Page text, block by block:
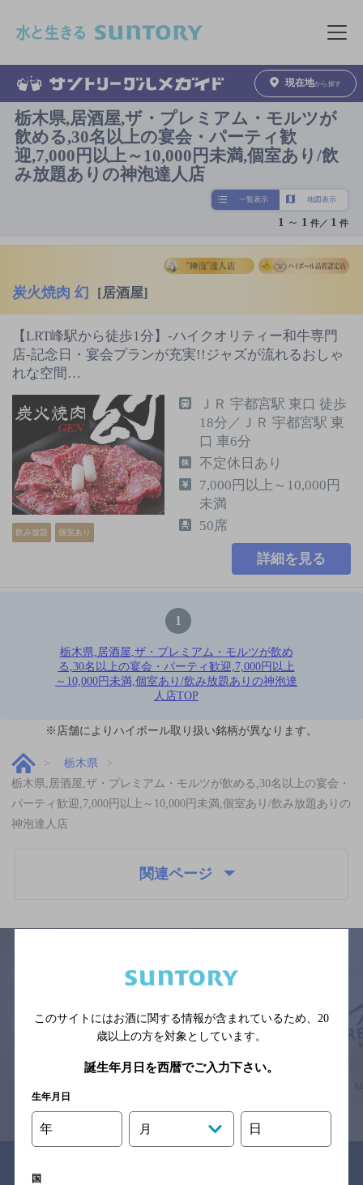
メニュ
現在地から探す
栃木県,居酒屋,ザ・プレミアム・モルツが
飲める,30名以上の宴会・パーティ歓
迎,7,000円以上～10,000円未満,個室あり/飲
み放題ありの神泡達人店
一覧表示 地図表示
1 ～ 1 件／ 1 件
炭火焼肉 幻 [居酒屋]
【LRT峰駅から徒歩1分】-ハイクオリティー和牛専門
店-記念日・宴会プランが充実!!ジャズが流れるおしゃ
れな空間…
飲み放題 個室あり
ＪＲ 宇都宮駅 東口 徒歩
18分／ＪＲ 宇都宮駅 東
口 車6分
不定休日あり
7,000円以上～10,000円
未満
50席
詳細を見る
1
栃木県,居酒屋,ザ・プレミアム・モルツが飲め
る,30名以上の宴会・パーティ歓迎,7,000円以上
～10,000円未満,個室あり/飲み放題ありの神泡達
人店TOP
※店舗によりハイボール取り扱い銘柄が異なります。
栃木県
栃木県,居酒屋,ザ・プレミアム・モルツが飲める,30名以上の宴会・
パーティ歓迎,7,000円以上～10,000円未満,個室あり/飲み放題ありの
神泡達人店
関連ページ
※それぞれのお店のメニューや営業時間などの掲載情報については、
予告なしに変更されることがありますので、
す。
このサイトにはお酒に関する情報が含まれているため、 20
歳以上の方を対象としています。
誕生年月日を西暦でご入力下さい。
生年月日
年 月 日
国